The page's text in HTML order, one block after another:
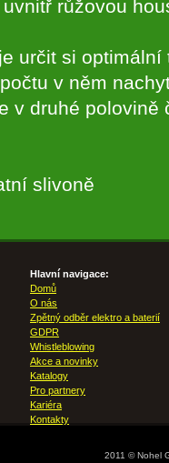
růžovou
určit si
v něm
v druhé
slivoně
Hlavní navigace:
Domů
O nás
Zpětný odběr elektro a baterií
GDPR
Whistleblowing
Akce a novinky
Katalogy
Pro partnery
Kariéra
Kontakty
2011 © Nohel